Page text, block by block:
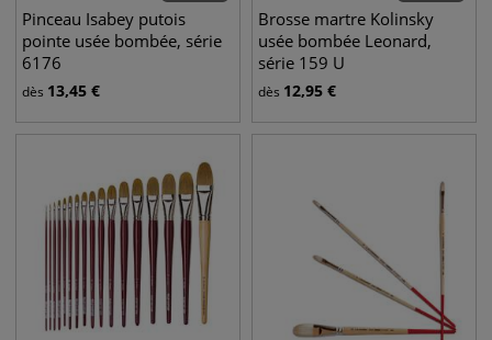
Pinceau Isabey putois
pointe usée bombée, série
6176
dès 13,45 €
Brosse martre Kolinsky
usée bombée Leonard,
série 159 U
dès 12,95 €